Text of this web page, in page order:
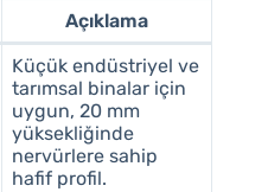
Açıklama
Küçük endüstriyel ve
tarımsal binalar için
uygun, 20 mm
yüksekliğinde
nervürlere sahip
hafif profil.